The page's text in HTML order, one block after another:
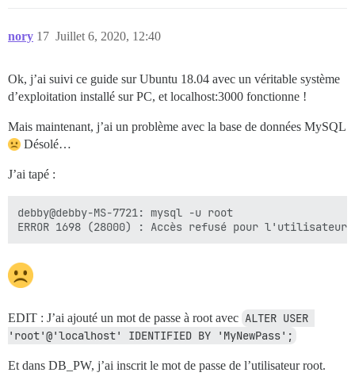
nory Juillet 6, 2020, 12:40
17
Ok, j’ai suivi ce guide sur Ubuntu 18.04 avec un véritable système
d’exploitation installé sur PC, et localhost:3000 fonctionne !
Mais maintenant, j’ai un problème avec la base de données MySQL
Désolé…
J’ai tapé :
debby@debby-MS-7721: mysql -u root
EDIT : J’ai ajouté un mot de passe à root avec ALTER USER
'root'@'localhost' IDENTIFIED BY 'MyNewPass';
Et dans DB_PW, j’ai inscrit le mot de passe de l’utilisateur root.